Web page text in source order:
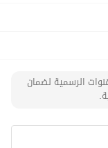
الرسمية لضمان